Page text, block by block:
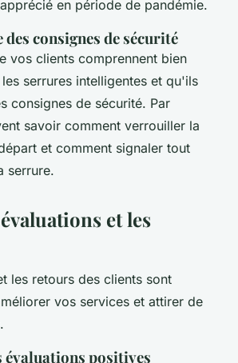
en période de pandémie.
des consignes de sécurité
vos clients comprennent bien
serrures intelligentes et qu'ils
consignes de sécurité. Par
savoir comment verrouiller la
et comment signaler tout
serrure.
et les
les retours des clients sont
vos services et attirer de
évaluations positives